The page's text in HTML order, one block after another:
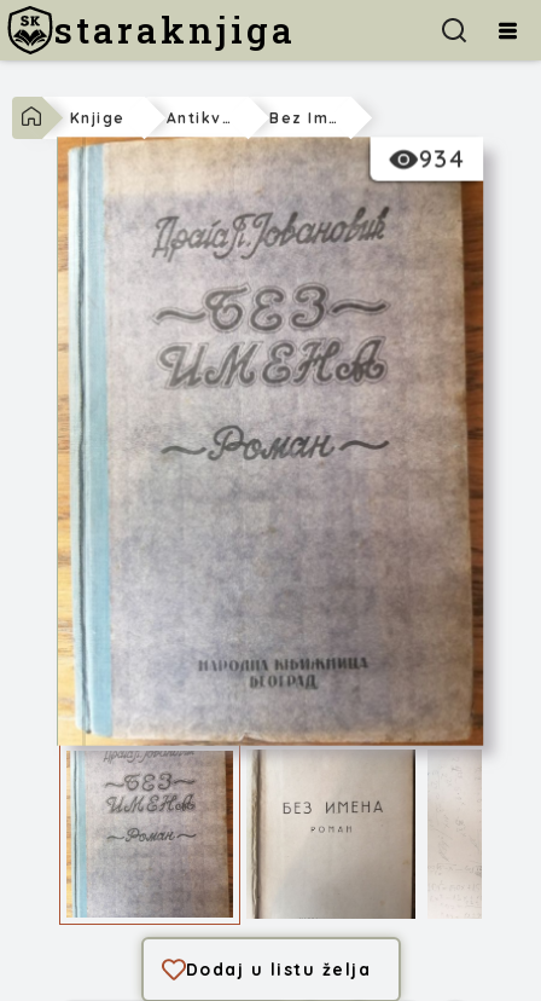
staraknjiga
Knjige Antikvarne-Knjige Bez Imena
934
Draga P. Jovanović
Bez imena
Dodaj u listu želja